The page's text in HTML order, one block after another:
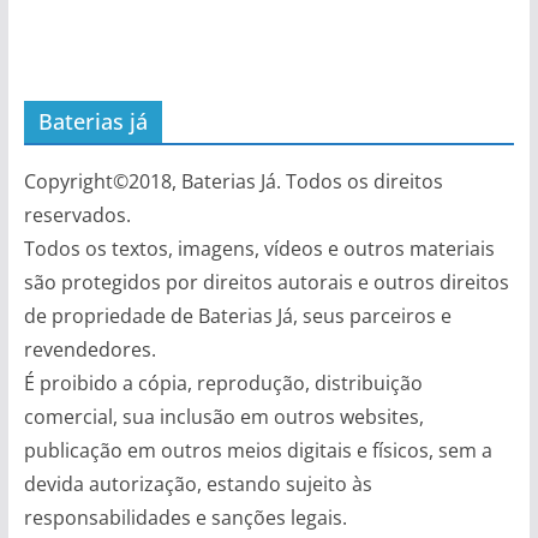
Baterias já
Copyright©2018, Baterias Já. Todos os direitos
reservados.
Todos os textos, imagens, vídeos e outros materiais
são protegidos por direitos autorais e outros direitos
de propriedade de Baterias Já, seus parceiros e
revendedores.
É proibido a cópia, reprodução, distribuição
comercial, sua inclusão em outros websites,
publicação em outros meios digitais e físicos, sem a
devida autorização, estando sujeito às
responsabilidades e sanções legais.